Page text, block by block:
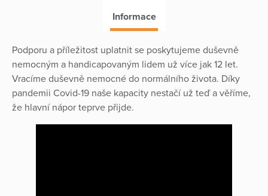
Informace
Podporu a příležitost uplatnit se poskytujeme duševně
nemocným a handicapovaným lidem už více jak 12 let.
Vracíme duševně nemocné do normálního života. Díky
pandemii Covid-19 naše kapacity nestačí už teď a věříme,
že hlavní nápor teprve přijde.